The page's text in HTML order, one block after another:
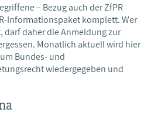
– Bezug auch der ZfPR
Informationspaket komplett. Wer
darf daher die Anmeldung zur
Monatlich aktuell wird hier
Bundes- und
wiedergegeben und